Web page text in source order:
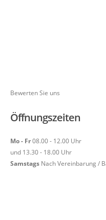
Bewerten Sie uns
Öffnungszeiten
Mo - Fr08.00 - 12.00 Uhr
und 13.30 - 18.00 Uhr
Samstags Nach Vereinbarung /